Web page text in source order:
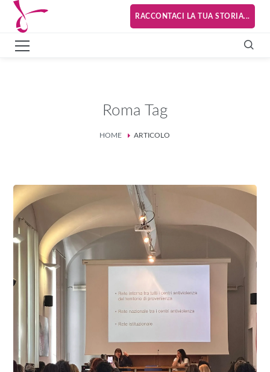
RACCONTACI LA TUA STORIA...
Roma Tag
HOME ARTICOLO